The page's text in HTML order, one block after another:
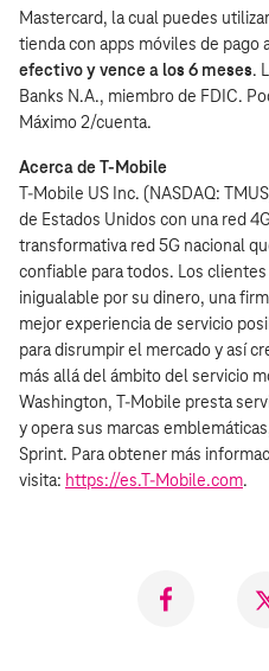
Mastercard, la cual puedes
tienda con apps móviles de pago
efectivo y vence a los 6 meses.
Banks N.A., miembro de FDIC.
Máximo 2/cuenta.
Acerca de T‑Mobile
T‑Mobile US Inc. (NASDAQ:
de Estados Unidos con una red
transformativa red 5G nacional
confiable para todos. Los
inigualable por su dinero, una
mejor experiencia de servicio
para disrumpir el mercado y así
más allá del ámbito del servicio
Washington, T‑Mobile presta
y opera sus marcas
Sprint. Para obtener más
visita: https://es.T‑Mobile.com.
Compartir